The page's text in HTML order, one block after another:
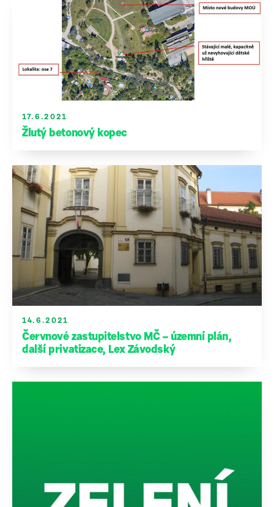
17.6.2021
Žlutý betonový kopec
14.6.2021
Červnové zastupitelstvo MČ – územní plán,
další privatizace, Lex Závodský